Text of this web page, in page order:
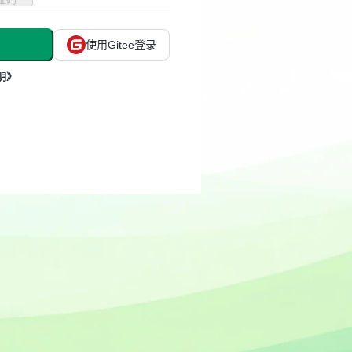
使用Gitee登录
》